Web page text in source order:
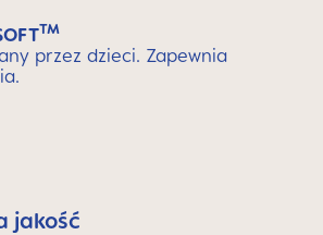
TM
przez dzieci. Zapewnia
Quality Icon Bar
jakość